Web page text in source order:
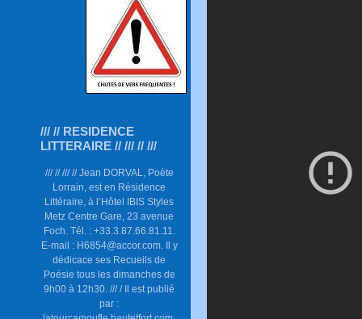
/// // RESIDENCE
LITTERAIRE // /// // ///
/// // /// // Jean DORVAL, Poète
Lorrain, est en Résidence
Littéraire, à l’Hôtel IBIS Styles
Metz Centre Gare, 23 avenue
Foch. Tél. : +33.3.87.66.81.11.
E-mail : H6854@accor.com. Il y
dédicace ses Recueils de
Poésie tous les dimanches de
9h00 à 12h30. /// / Il est publié
par :